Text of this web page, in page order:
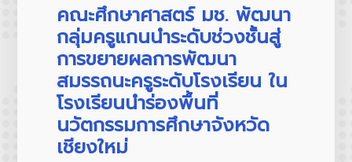
คณะศึกษาศาสตร์ มช. พัฒนา
กลุ่มครูแกนนำระดับช่วงชั้นสู่
การขยายผลการพัฒนา
สมรรถนะครูระดับโรงเรียน ใน
โรงเรียนนำร่องพื้นที่
นวัตกรรมการศึกษาจังหวัด
เชียงใหม่